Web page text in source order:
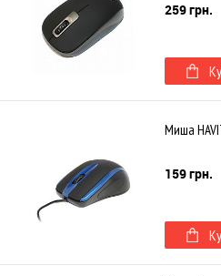
259 грн.
Миша
159 грн.